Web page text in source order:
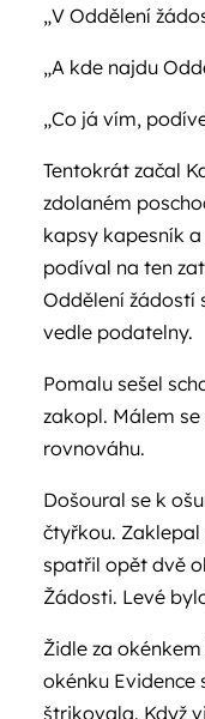
„V Oddělení
„A kde najdu
„Co já vím,
Tentokrát začal
zdolaném
kapsy kapesník a
podíval na ten
Oddělení žádostí
vedle podatelny.
Pomalu sešel
zakopl. Málem
rovnováhu.
Došoural se k
čtyřkou.
spatřil opět dvě
Žádosti. Levé
Židle za
okénku Evidence
štrikovala. Když